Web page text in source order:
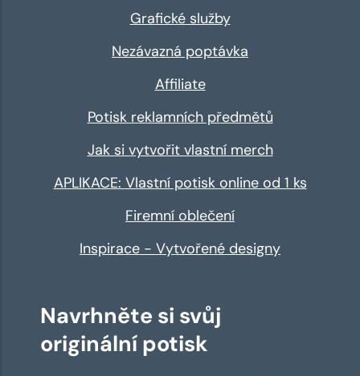
Grafické služby
Nezávazná poptávka
Affiliate
Potisk reklamních předmětů
Jak si vytvořit vlastní merch
APLIKACE: Vlastní potisk online od 1 ks
Firemní oblečení
Inspirace - Vytvořené designy
Navrhněte si svůj
originální potisk